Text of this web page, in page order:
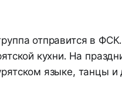
отправится в
кухни. На
языке, танцы и